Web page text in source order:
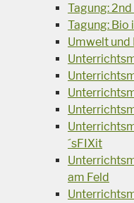
Tagung:
Tagung: Bio
Umwelt und
´sFIXit
am Feld